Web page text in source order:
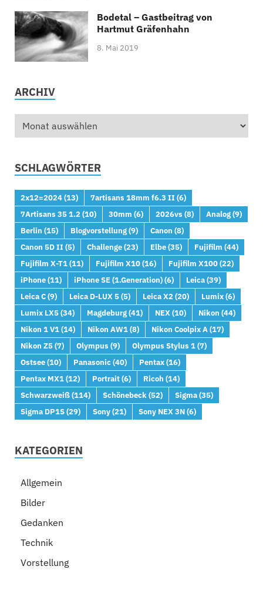
Bodetal – Gastbeitrag von
Hartmut Gräfenhahn
8. Mai 2019
ARCHIV
SCHLAGWÖRTER
2x12=2024(13) 7artisans 18mm f6.3 II (6)
7Artisans 35 1.2(10) 30mm (6) 2026vs (8) Analog(9)
Berlin (15) Blogvorstellung(9) Canon (8)
Canon 5D II (5) Challenge(23) Elbe(35) Fujifilm (44)
Fujifilm X-T1(11) Fujifilm X10(16) Fujifilm X100(22)
iPhone(11) iPhone SE (1.Generation)(6) Leica(39)
Leica C(9) Leica D-LUX 5(5) Leica X2(20) Lumix(6)
Lumix LX5(34) Magdeburg(41) NEX(10) Nikon (44)
Nikon 1 V1(14) Nikon AW1(8) Nikon Coolpix A(17)
Nikon Z5(7) Olympus (9) Olympus Stylus 1(7)
Ostsee(10) Panasonic(40) Pentax(16)
Pentax MX1(12) Portrait(6) Ricoh (14)
Schwarzweiß(114) Schönebeck(52) Sigma(35)
Sigma DP1S(29) Sony(21) Sony NEX 3N(6)
KATEGORIEN
Allgemein
Bilder
Gedanken
Technik
Vorstellung